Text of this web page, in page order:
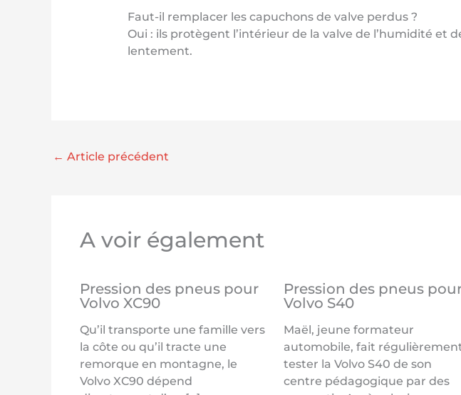
Faut-il remplacer les capuchons de valve perdus ?
Oui : ils protègent l’intérieur de la valve de l’humidité et
lentement.
← Article précédent
A voir également
Pression des pneus pour
Volvo XC90
Qu’il transporte une famille vers
la côte ou qu’il tracte une
remorque en montagne, le
Volvo XC90 dépend
Pression des pneus
Volvo S40
Maël, jeune formateur
automobile, fait
tester la Volvo S40 de son
centre pédagogique par des